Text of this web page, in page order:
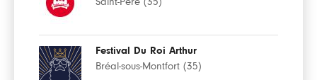
Festival Du Roi Arthur
Bréal-sous-Montfort (35)